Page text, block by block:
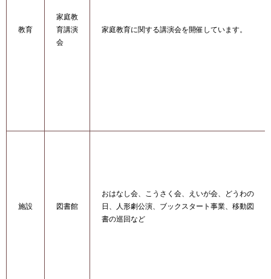
教育
家庭教
育講演
会
家庭教育に関する講演会を開催しています。
施設 図書館
おはなし会、こうさく会、えいが会、どうわの
日、人形劇公演、ブックスタート事業、移動図
書の巡回など